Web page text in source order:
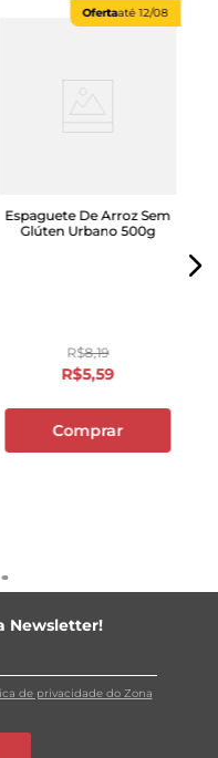
Ofertaaté12/08
Espaguete De Arroz Sem
Glúten Urbano 500g
R$8,19
R$5,59
Comprar
Newsletter!
de privacidade do Zona